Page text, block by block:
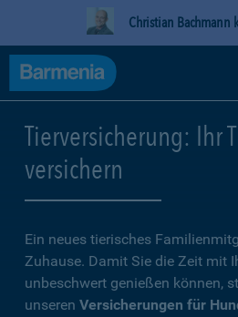
Christian Bachmann
Tierversicherung: Ihr
versichern
Ein neues tierisches
Zuhause. Damit Sie die Zeit mit
unbeschwert genießen können,
unseren Versicherungen für